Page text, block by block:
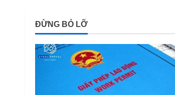
g
ĐỪNG BỎ LỠ